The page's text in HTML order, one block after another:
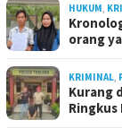
HUKUM,
orang
KRIMINAL,
Kurang
Ringkus